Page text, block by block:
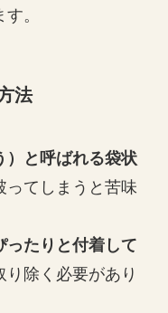
。
法
）と呼ばれる袋状
ってしまうと苦味
ったりと付着して
除く必要があり